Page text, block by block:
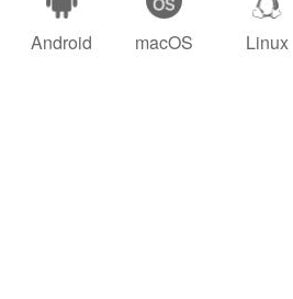
Android macOS Linux